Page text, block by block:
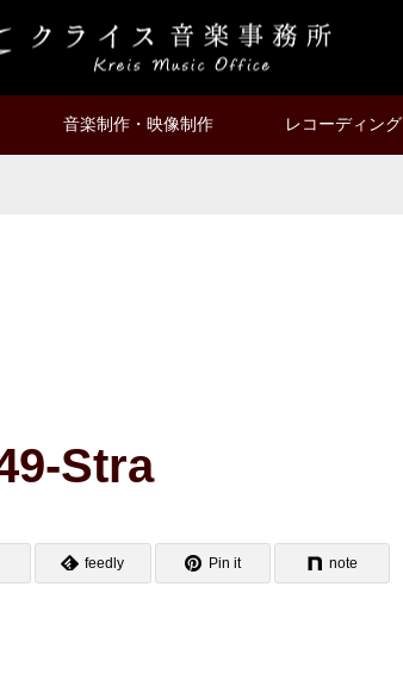
音楽制作・映像制作 レコーディング
Stra
feedly Pin it note